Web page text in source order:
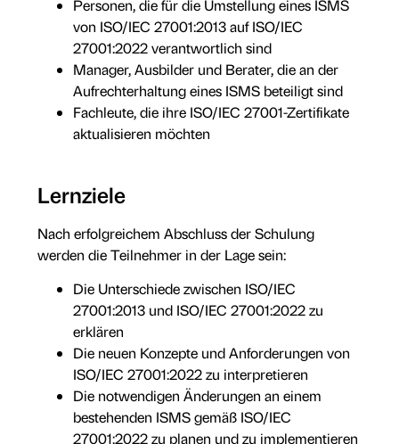
Personen, die für die Umstellung eines ISMS
von ISO/IEC 27001:2013 auf ISO/IEC
27001:2022 verantwortlich sind
Manager, Ausbilder und Berater, die an der
Aufrechterhaltung eines ISMS beteiligt sind
Fachleute, die ihre ISO/IEC 27001-Zertifikate
aktualisieren möchten
Lernziele
Nach erfolgreichem Abschluss der Schulung
werden die Teilnehmer in der Lage sein:
Die Unterschiede zwischen ISO/IEC
27001:2013 und ISO/IEC 27001:2022 zu
erklären
Die neuen Konzepte und Anforderungen von
ISO/IEC 27001:2022 zu interpretieren
Die notwendigen Änderungen an einem
bestehenden ISMS gemäß ISO/IEC
27001:2022 zu planen und zu implementieren